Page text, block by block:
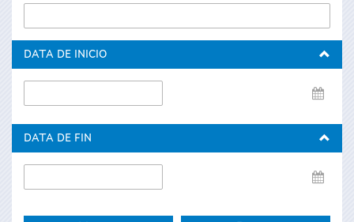
DATA DE INICIO
de
DATA DE FIN
de